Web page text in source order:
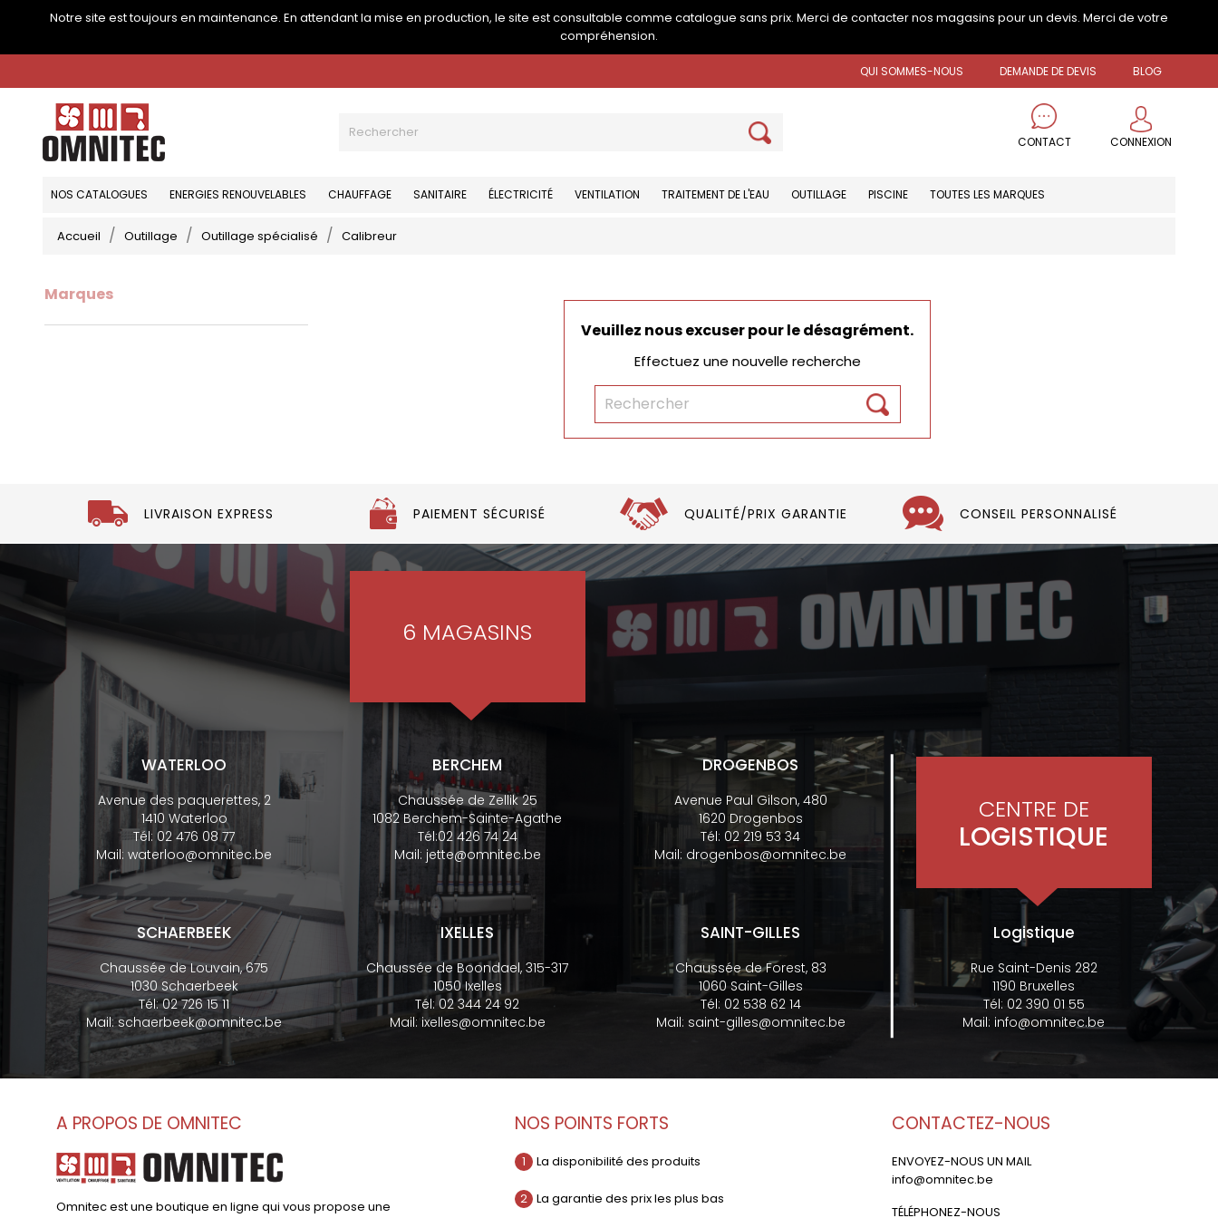
Notre site est toujours en maintenance. En attendant la mise en production, le site est consultable comme catalogue sans prix. Merci de contacter nos magasins pour un devis. Merci de votre
compréhension.
QUI SOMMES-NOUS DEMANDE DE DEVIS BLOG
CONTACT CONNEXION
NOS CATALOGUES ENERGIES RENOUVELABLES CHAUFFAGE SANITAIRE ÉLECTRICITÉ VENTILATION TRAITEMENT DE L'EAU OUTILLAGE PISCINE TOUTES LES MARQUES
Accueil Outillage Outillage spécialisé Calibreur
Marques
Veuillez nous excuser pour le désagrément.
Effectuez une nouvelle recherche
LIVRAISON EXPRESS PAIEMENT SÉCURISÉ QUALITÉ/PRIX GARANTIE CONSEIL PERSONNALISÉ
6 MAGASINS
WATERLOO
Avenue des paquerettes, 2
1410 Waterloo
Tél: 02 476 08 77
Mail:waterloo@omnitec.be
SCHAERBEEK
Chaussée de Louvain, 675
1030 Schaerbeek
Tél:02 726 15 11
Mail:schaerbeek@omnitec.be
BERCHEM
Chaussée de Zellik 25
1082 Berchem-Sainte-Agathe
Tél:02 426 74 24
Mail: jette@omnitec.be
IXELLES
Chaussée de Boondael, 315-317
1050 Ixelles
Tél:02 344 24 92
Mail:ixelles@omnitec.be
DROGENBOS
Avenue Paul Gilson, 480
1620 Drogenbos
Tél: 02 219 53 34
Mail: drogenbos@omnitec.be
SAINT-GILLES
Chaussée de Forest, 83
1060 Saint-Gilles
Tél: 02 538 62 14
Mail: saint-gilles@omnitec.be
CENTRE DE
LOGISTIQUE
Logistique
Rue Saint-Denis 282
1190 Bruxelles
Tél: 02 390 01 55
Mail: info@omnitec.be
A PROPOS DE OMNITEC
Omnitec est une boutique en ligne qui vous propose une
NOS POINTS FORTS
1 La disponibilité des produits
2 La garantie des prix les plus bas
CONTACTEZ-NOUS
ENVOYEZ-NOUS UN MAIL
info@omnitec.be
TÉLÉPHONEZ-NOUS